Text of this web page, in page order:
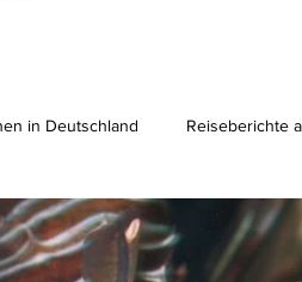
in Deutschland Reiseberichte
TauchsportklubAdlershof Arktis